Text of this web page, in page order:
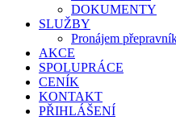
DOKUMENTY
SLUŽBY
Pronájem
AKCE
SPOLUPRÁCE
CENÍK
KONTAKT
PŘIHLÁŠENÍ